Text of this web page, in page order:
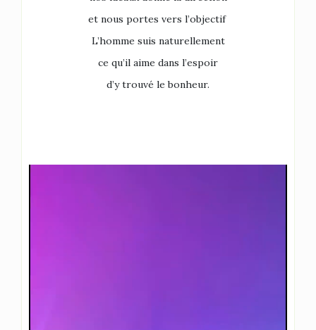
et nous portes vers l’objectif
L’homme suis naturellement
ce qu’il aime dans l’espoir
d’y trouvé le bonheur.